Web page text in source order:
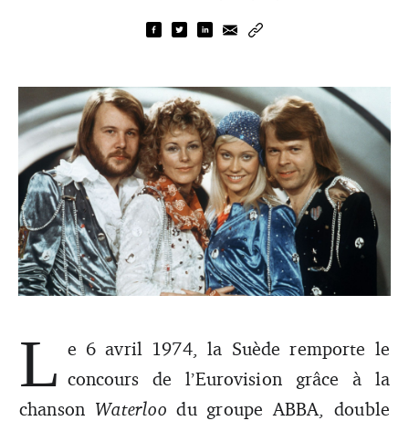
S’il y a un concours dans la culture populaire européenne,
c’est l’Eurovision. Et s’il y a une victoire qui a marqué
cette culture populaire, c’est celle d’ABBA. Retour sur ce
monument de la musique pop.
L e 6 avril 1974, la Suède remporte le
concours de l’Eurovision grâce à la
chanson Waterloo du groupe ABBA, double